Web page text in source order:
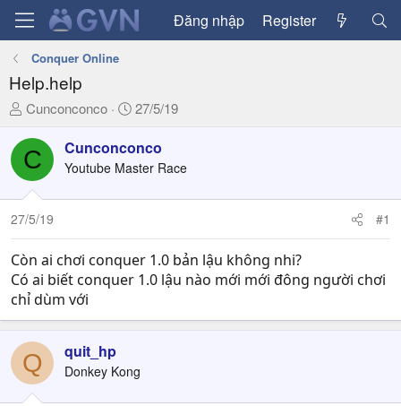
Đăng nhập Register
Conquer Online
Help.help
T
r
e
a
d
s
t
a
r
t
Cunconconco
N
à
y
ử
27/5/19
C Cunconconco
Youtube Master Race
27/5/19 #1
Còn ai chơi conquer 1.0 bản lậu không nhi?
Có ai biết conquer 1.0 lậu nào mới mới đông người chơi
chỉ dùm với
Q quit_hp
Donkey Kong